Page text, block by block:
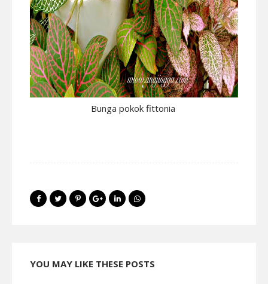
Bunga pokok fittonia
YOU MAY LIKE THESE POSTS